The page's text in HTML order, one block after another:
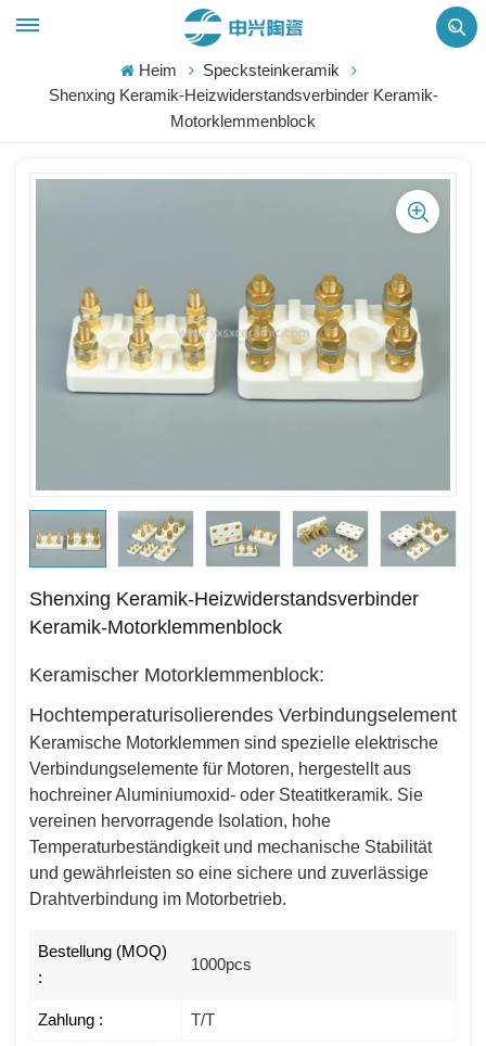
Heim
Specksteinkeramik
Shenxing Keramik-Heizwiderstandsverbinder Keramik-
Motorklemmenblock
Shenxing Keramik-Heizwiderstandsverbinder
Keramik-Motorklemmenblock
Keramischer Motorklemmenblock:
Hochtemperaturisolierendes Verbindungselement
Keramische Motorklemmen sind spezielle elektrische
Verbindungselemente für Motoren, hergestellt aus
hochreiner Aluminiumoxid- oder Steatitkeramik. Sie
vereinen hervorragende Isolation, hohe
Temperaturbeständigkeit und mechanische Stabilität
und gewährleisten so eine sichere und zuverlässige
Drahtverbindung im Motorbetrieb.
Bestellung (MOQ)
:
1000pcs
Zahlung : T/T